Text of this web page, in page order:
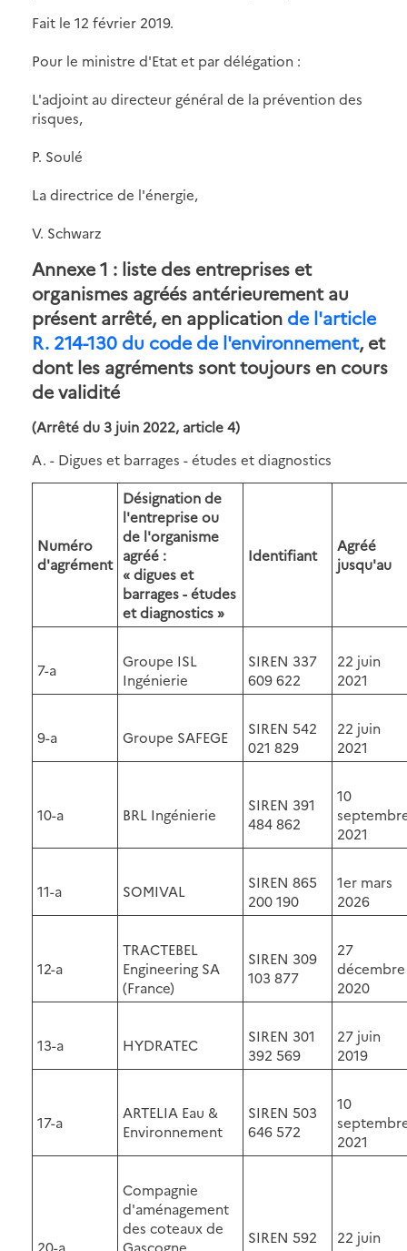
Fait le 12 février 2019.
Pour le ministre d'Etat et par délégation :
L'adjoint au directeur général de la prévention des
risques,
P. Soulé
La directrice de l'énergie,
V. Schwarz
Annexe 1 : liste des entreprises et
organismes agréés antérieurement au
présent arrêté, en application de l'article
R. 214-130 du code de l'environnement, et
dont les agréments sont toujours en cours
de validité
(Arrêté du 3 juin 2022, article 4)
A. - Digues et barrages - études et diagnostics
Numéro
d'agrément
Désignation de
l'entreprise ou
de l'organisme
agréé :
« digues et
barrages - études
et diagnostics »
Identifiant
Agréé
jusqu'au
7-a
Groupe ISL
Ingénierie
SIREN 337
609 622
22 juin
2021
9-a Groupe SAFEGE
SIREN 542
021 829
22 juin
2021
10-a BRL Ingénierie
SIREN 391
484 862
10
2021
11-a SOMIVAL
SIREN 865
200 190
1er mars
2026
12-a
TRACTEBEL
Engineering SA
(France)
SIREN 309
103 877
27
décembre
2020
13-a HYDRATEC
SIREN 301
392 569
27 juin
2019
17-a
ARTELIA Eau &
Environnement
SIREN 503
646 572
10
2021
20-a
Compagnie
d'aménagement
des coteaux de
Gascogne
SIREN 592
22 juin